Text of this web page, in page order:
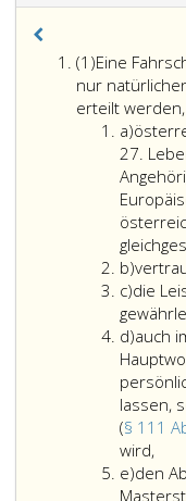
(1)Absatz
eins,
Eine
nur
erteilt
a)Litera
a
27.
b)Litera
b
c)Litera
c
die
d)Litera
d
auch
lassen,
(§ 111
wird,auch
im
e)Litera
e
den